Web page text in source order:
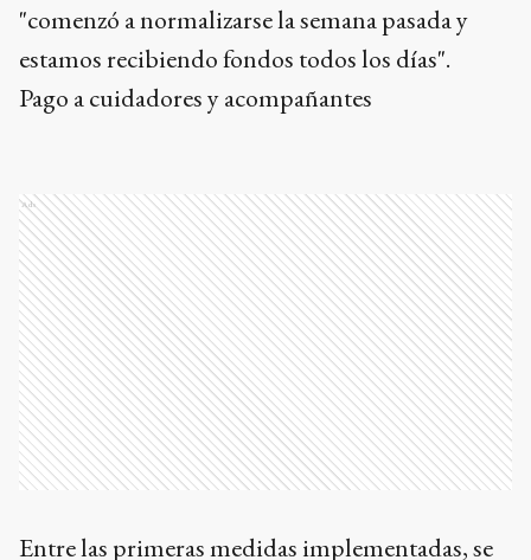
"comenzó a normalizarse la semana pasada y
estamos recibiendo fondos todos los días".
Pago a cuidadores y acompañantes
Ads
Entre las primeras medidas implementadas, se